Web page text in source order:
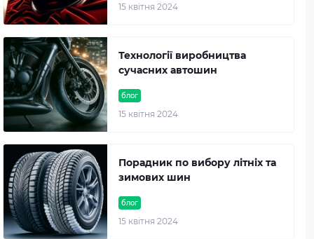
15 квітня 2024
блог
15 квітня 2024
Технології виробництва
сучасних автошин
блог
15 квітня 2024
Порадник по вибору літніх та
зимових шин